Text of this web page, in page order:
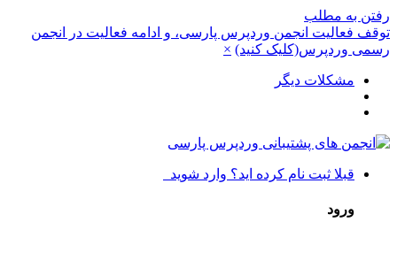
رفتن به مطلب
توقف فعالیت انجمن وردپرس پارسی، و ادامه فعالیت در انجمن
رسمی وردپرس(کلیک کنید) ×
مشکلات دیگر
قبلا ثبت نام کرده اید؟ وارد شوید
ورود